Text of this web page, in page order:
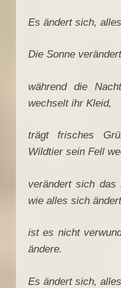
Es ändert sich,
Die Sonne
während die
wechselt ihr Kleid,
trägt frisches
Wildtier sein Fell
verändert sich
wie alles sich
ist es nicht
ändere.
Es ändert sich,